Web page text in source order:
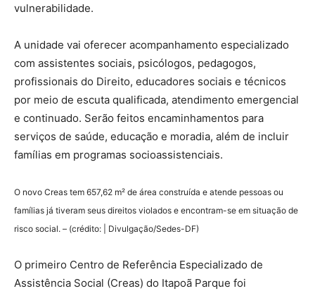
vulnerabilidade.
A unidade vai oferecer acompanhamento especializado
com assistentes sociais, psicólogos, pedagogos,
profissionais do Direito, educadores sociais e técnicos
por meio de escuta qualificada, atendimento emergencial
e continuado. Serão feitos encaminhamentos para
serviços de saúde, educação e moradia, além de incluir
famílias em programas socioassistenciais.
O novo Creas tem 657,62 m² de área construída e atende pessoas ou
famílias já tiveram seus direitos violados e encontram-se em situação de
risco social. – (crédito: | Divulgação/Sedes-DF)
O primeiro Centro de Referência Especializado de
Assistência Social (Creas) do Itapoã Parque foi